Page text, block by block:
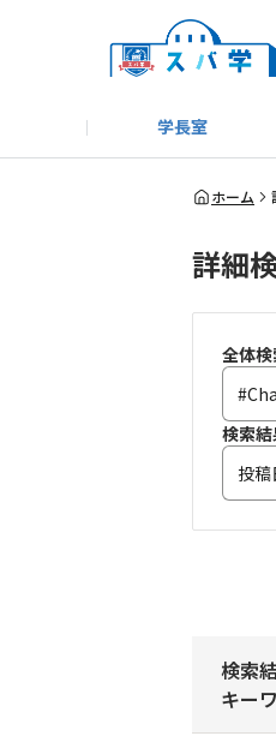
学長室
キャンプ＆ア
モータースポ
＃洗車同好会
その他
教えてコーナ
はじめまして
SUBARUオフ
ホーム
詳細
全体
検索
投
検索
キー